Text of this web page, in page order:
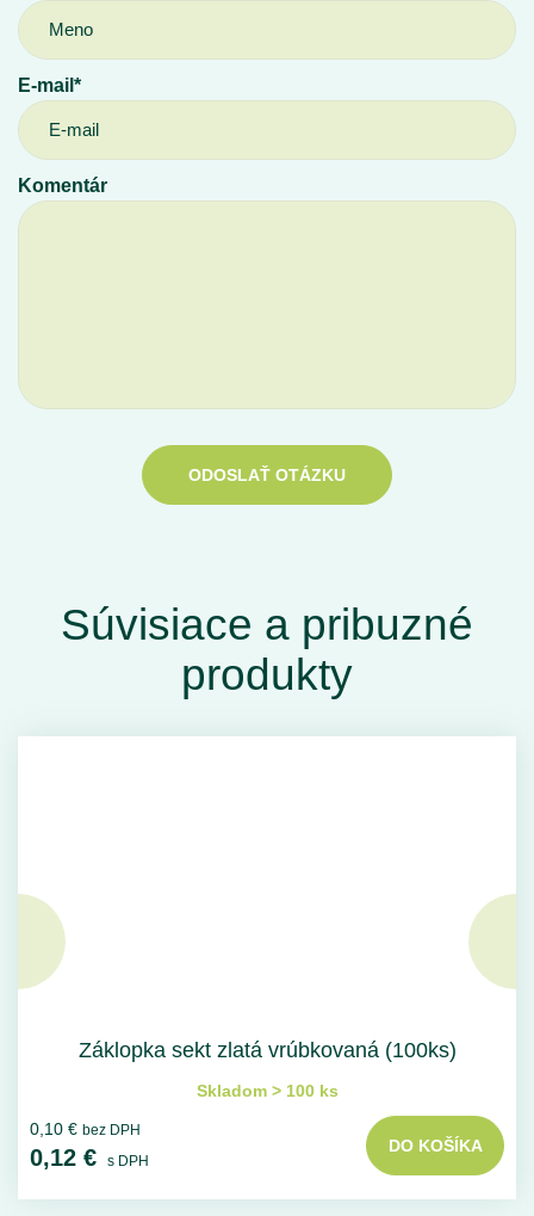
E-mail*
Komentár
ODOSLAŤ OTÁZKU
Súvisiace a pribuzné
produkty
Záklopka sekt zlatá vrúbkovaná (100ks)
Skladom > 100 ks
0,10 € bez DPH
0,12 € s DPH
DO KOŠÍKA